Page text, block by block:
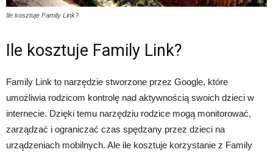
Ile kosztuje Family Link?
Ile kosztuje Family Link?
Family Link to narzędzie stworzone przez Google, które
umożliwia rodzicom kontrolę nad aktywnością swoich dzieci w
internecie. Dzięki temu narzędziu rodzice mogą monitorować,
zarządzać i ograniczać czas spędzany przez dzieci na
urządzeniach mobilnych. Ale ile kosztuje korzystanie z Family